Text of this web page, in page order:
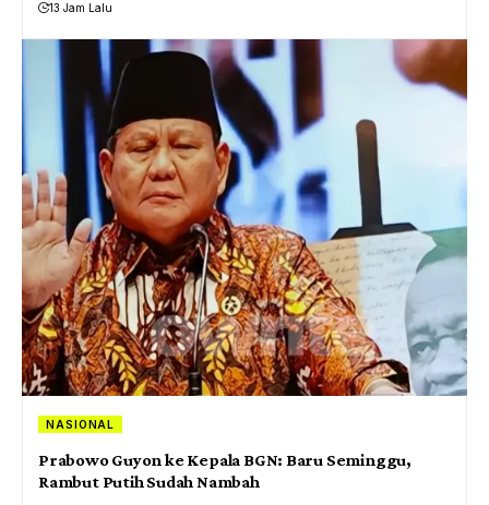
13 Jam Lalu
NASIONAL
Prabowo Guyon ke Kepala BGN: Baru Seminggu,
Rambut Putih Sudah Nambah